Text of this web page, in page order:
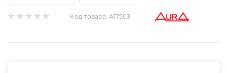
Код товара: A17503